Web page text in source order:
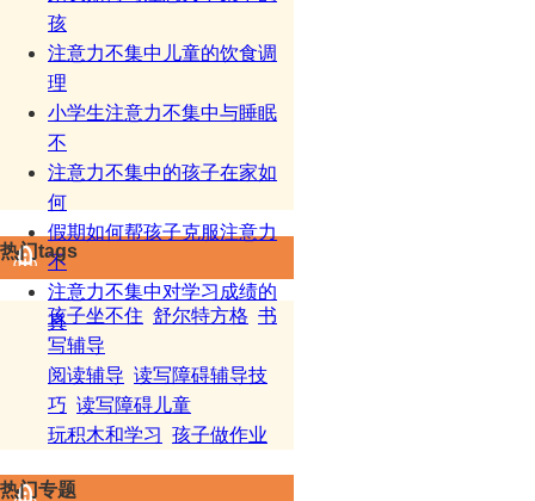
孩
注意力不集中儿童的饮食调
理
小学生注意力不集中与睡眠
不
注意力不集中的孩子在家如
何
假期如何帮孩子克服注意力
不
注意力不集中对学习成绩的
真
热门tags
孩子坐不住 舒尔特方格 书
写辅导
阅读辅导 读写障碍辅导技
巧 读写障碍儿童
玩积木和学习 孩子做作业
热门专题